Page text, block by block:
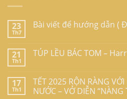
23
Th7
Bài viết để hướng dẫn (
21
Th1
TÚP LỀU BÁC TOM –
17
Th1
TẾT 2025 RỘN RÀNG
NƯỚC – VỞ DIỄN “NÀNG